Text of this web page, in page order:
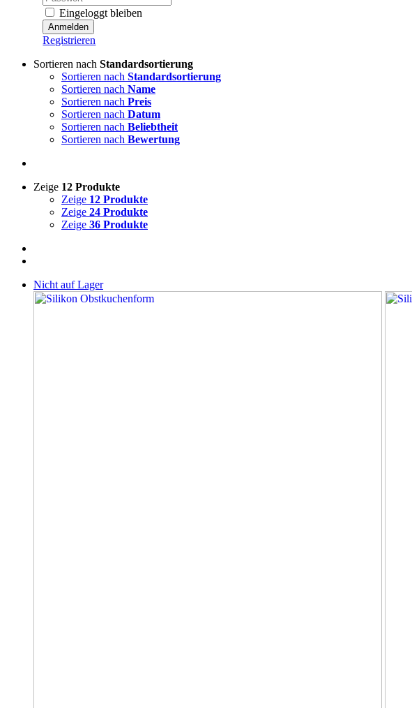
Eingeloggt bleiben
Registrieren
Sortieren nach Standardsortierung
Sortieren nach Standardsortierung
Sortieren nach Name
Sortieren nach Preis
Sortieren nach Datum
Sortieren nach Beliebtheit
Sortieren nach Bewertung
Zeige 12 Produkte
Zeige 12 Produkte
Zeige 24 Produkte
Zeige 36 Produkte
Nicht auf Lager